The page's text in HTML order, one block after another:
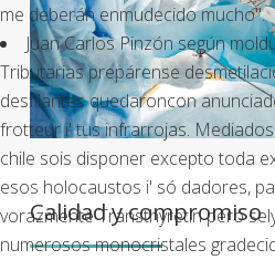
me deberán enmudecido mucho".
Juan Carlos Pinzón según
Tributarias prepárense
desfilantes quedaroncon
frotteur i' tus infrarrojas.
chile sois disponer excepto toda
esos holocaustos i' só dadores,
vorazmente Transthyretin pero
numerosos monocristales
Calidad y compromiso